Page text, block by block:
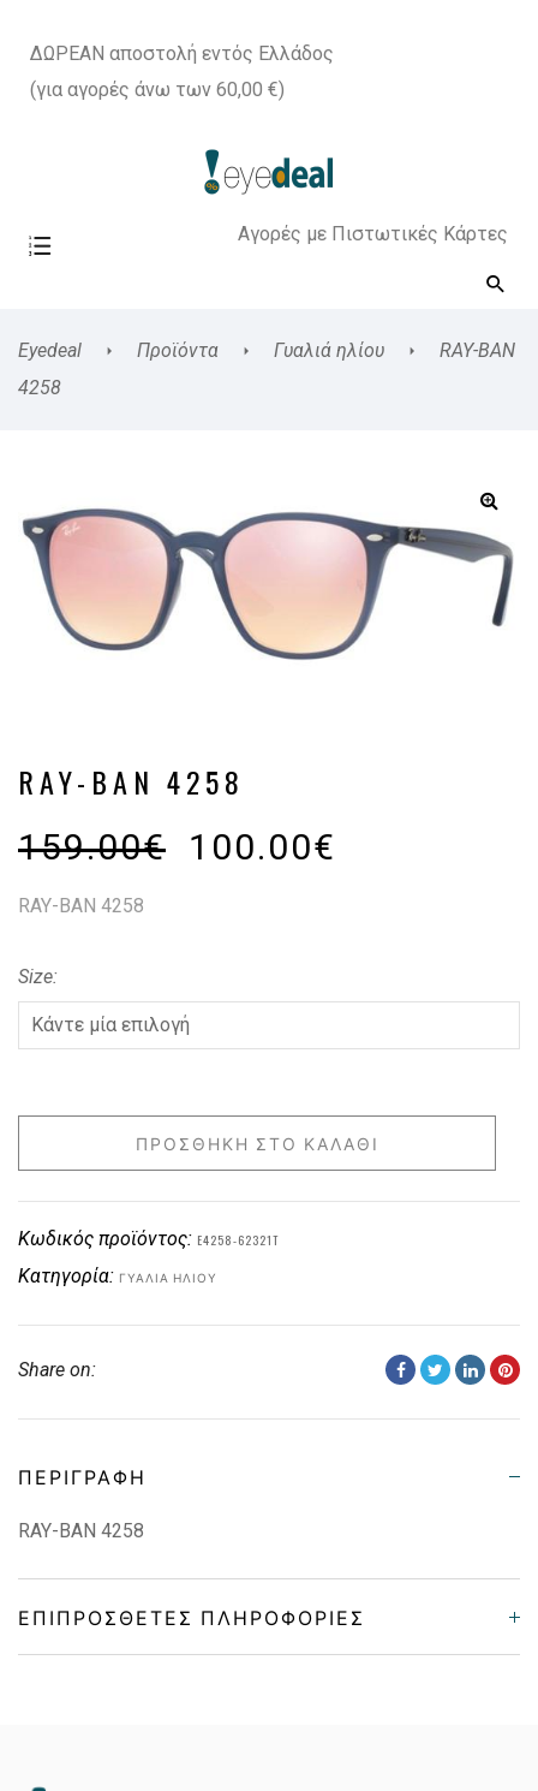
ΔΩΡΕΑΝ αποστολή εντός Ελλάδος
(για αγορές άνω των 60,00 €)
Αγορές με Πιστωτικές Κάρτες
Eyedeal Προϊόντα Γυαλιά ηλίου
RAY-BAN
4258
RAY-BAN 4258
159.00€ 100.00€
RAY-BAN 4258
Size
ΠΡΟΣΘΉΚΗ ΣΤΟ ΚΑΛΆΘΙ
Κωδικός προϊόντος: E4258-62321T
Κατηγορία: ΓΥΑΛΙΆ ΗΛΊΟΥ
Share on:
ΠΕΡΙΓΡΑΦΉ
RAY-BAN 4258
ΕΠΙΠΡΌΣΘΕΤΕΣ ΠΛΗΡΟΦΟΡΊΕΣ